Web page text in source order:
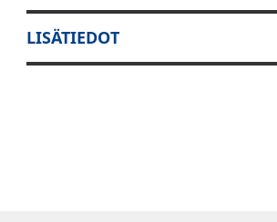
LISÄTIEDOT